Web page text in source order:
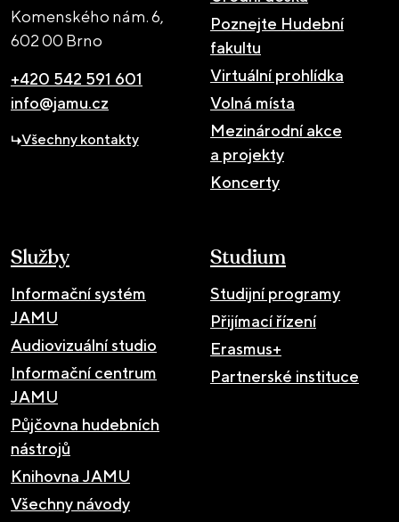
Komenského nám. 6,
602 00 Brno
+420 542 591 601
info@jamu.cz
Všechny kontakty
Poznejte Hudební
fakultu
Virtuální prohlídka
Volná místa
Mezinárodní akce
a projekty
Koncerty
Služby
Informační systém
JAMU
Audiovizuální studio
Informační centrum
JAMU
Půjčovna hudebních
nástrojů
Knihovna JAMU
Všechny návody
Studium
Studijní programy
Přijímací řízení
Erasmus+
Partnerské instituce